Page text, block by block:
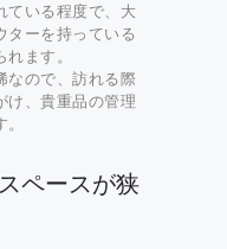
ている程度で、大
ターを持っている
ます。
なので、訪れる際
け、貴重品の管理
ペースが狭